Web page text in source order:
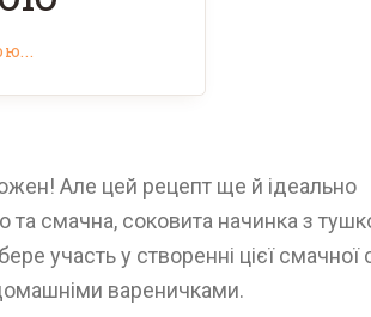
Але цей рецепт ще й ідеально
та смачна, соковита начинка з
участь у створенні цієї смачної
вареничками.